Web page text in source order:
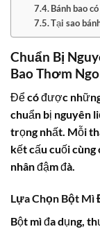
Bánh bao
Tại sao
Chuẩn Bị
Bao Thơm
Để có được
chuẩn bị nguyên
trọng nhất. Mỗi
kết cấu cuối
nhân đậm đà.
Lựa Chọn Bột Mì
Bột mì đa dụng,